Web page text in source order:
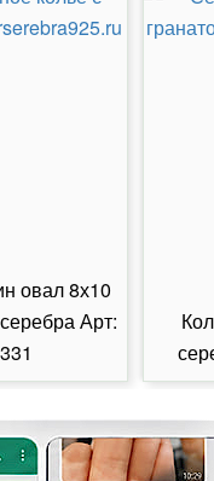
овал 8х10
Арт: